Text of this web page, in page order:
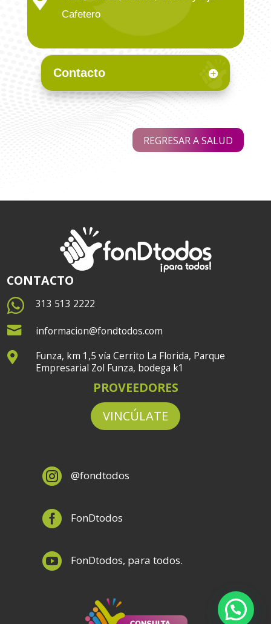
Cafetero
Contacto
REGRESAR A SALUD
CONTACTO
 313 513 2222
 informacion@fondtodos.com

Funza, km 1,5 vía Cerrito La Florida, Parque
Empresarial Zol Funza, bodega k1
PROVEEDORES
VINCÚLATE
 @fondtodos
 FonDtodos
 FonDtodos, para todos.